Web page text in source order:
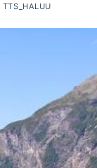
TTS_HALUU